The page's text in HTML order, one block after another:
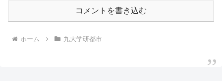
コメントを書き込む
ホーム 九大学研都市